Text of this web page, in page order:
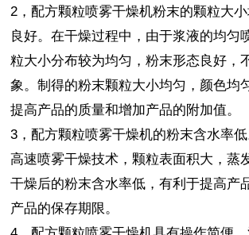
2，配方颗粒喷雾干燥机粉末的颗粒大
良好。在干燥过程中，由于浆液的均匀
粒大小分布较为均匀，粉末形态良好，
象。制得的粉末颗粒大小均匀，颜色均
提高产品的质量和增加产品的附加值。
3，配方颗粒喷雾干燥机的粉末含水率
高速喷雾干燥技术，颗粒表面积大，蒸
干燥后的粉末含水率低，有利于提高产
产品的保存期限。